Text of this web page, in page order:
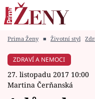
Módní alarm
Zrádci
Prima Ženy ■ Životní styl
ZDRAVÍ A NEMOCI
27. listopadu 2017 10:00
Martina Čerňanská